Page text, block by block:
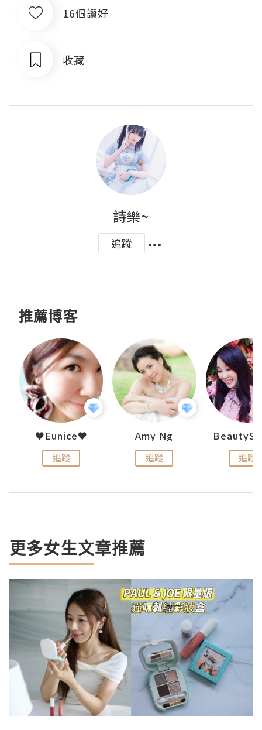
16個讚好
收藏
詩樂~
追蹤
推薦博客
♥Eunice♥
追蹤
Amy Ng
追蹤 追蹤
更多女生文章推薦